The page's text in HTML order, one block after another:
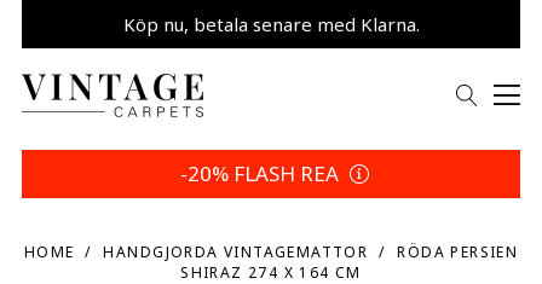
Spara 5 % | Dina returvillkor
Köp nu, betala senare med Klarna.
-20% FLASH REA
HOME HANDGJORDA VINTAGEMATTOR
RÖDA PERSIEN
SHIRAZ 274 X 164 CM